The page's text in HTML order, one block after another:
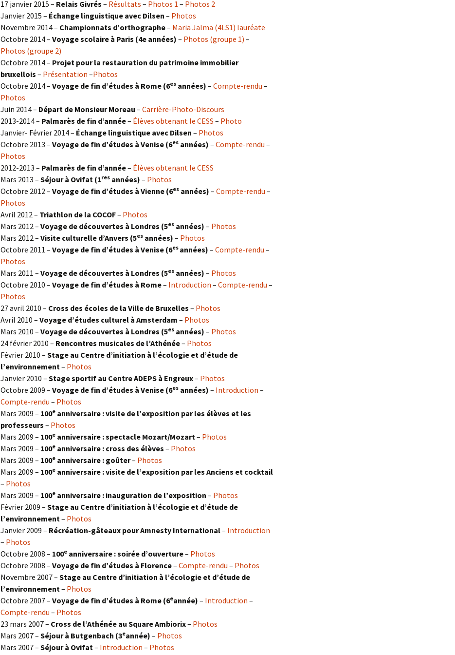
17 janvier 2015 – Relais Givrés – Résultats – Photos 1 – Photos 2
Janvier 2015 – Échange linguistique avec Dilsen – Photos
Novembre 2014 – Championnats d’orthographe– Maria Jalma (4LS1) lauréate
Octobre 2014 – Voyage scolaire à Paris (4e années) – Photos (groupe 1) –
Photos (groupe 2)
Octobre 2014 – Projet pour la restauration du patrimoine immobilier
bruxellois – Présentation –Photos
Octobre 2014 – Voyage de fin d’études à Rome (6es années) – Compte-rendu –
Photos
Juin 2014 – Départ de Monsieur Moreau – Carrière-Photo-Discours
2013-2014 – Palmarès de fin d’année– Élèves obtenant le CESS – Photo
Janvier- Février 2014 – Échange linguistique avec Dilsen – Photos
Octobre 2013 – Voyage de fin d’études à Venise (6es années) – Compte-rendu –
Photos
2012-2013 – Palmarès de fin d’année– Élèves obtenant le CESS
Mars 2013 – Séjour à Ovifat (1res années) – Photos
Octobre 2012 – Voyage de fin d’études à Vienne (6es années) – Compte-rendu –
Photos
Avril 2012 – Triathlon de la COCOF– Photos
Mars 2012 – Voyage de découvertes à Londres (5es années) – Photos
Mars 2012 – Visite culturelle d’Anvers (5es années) – Photos
Octobre 2011 – Voyage de fin d’études à Venise (6es années) – Compte-rendu –
Photos
Mars 2011 – Voyage de découvertes à Londres (5es années) – Photos
Octobre 2010 – Voyage de fin d’études à Rome– Introduction – Compte-rendu –
Photos
27 avril 2010 – Cross des écoles de la Ville de Bruxelles – Photos
Avril 2010 – Voyage d’études culturel à Amsterdam – Photos
Mars 2010 – Voyage de découvertes à Londres (5es années) – Photos
24 février 2010 – Rencontres musicales de l’Athénée– Photos
Février 2010 – Stage au Centre d’initiation à l’écologie et d’étude de
l’environnement– Photos
Janvier 2010 – Stage sportif au Centre ADEPS à Engreux– Photos
Octobre 2009 – Voyage de fin d’études à Venise (6es années) – Introduction –
Compte-rendu – Photos
Mars 2009 – 100e anniversaire : visite de l’exposition par les élèves et les
professeurs – Photos
Mars 2009 – 100e anniversaire : spectacle Mozart/Mozart– Photos
Mars 2009 – 100e anniversaire : cross des élèves – Photos
Mars 2009 – 100e anniversaire : goûter– Photos
Mars 2009 – 100e anniversaire : visite de l’exposition par les Anciens et cocktail
– Photos
Mars 2009 – 100e anniversaire : inauguration de l’exposition – Photos
Février 2009 – Stage au Centre d’initiation à l’écologie et d’étude de
l’environnement– Photos
Janvier 2009 – Récréation-gâteaux pour Amnesty International– Introduction
– Photos
Octobre 2008 – 100e anniversaire : soirée d’ouverture– Photos
Octobre 2008 – Voyage de fin d’études à Florence– Compte-rendu – Photos
Novembre 2007 – Stage au Centre d’initiation à l’écologie et d’étude de
l’environnement– Photos
Octobre 2007 – Voyage de fin d’études à Rome (6eannée) – Introduction –
Compte-rendu – Photos
23 mars 2007 – Cross de l’Athénée au Square Ambiorix– Photos
Mars 2007 – Séjour à Butgenbach (3eannée) – Photos
Mars 2007 – Séjour à Ovifat– Introduction – Photos